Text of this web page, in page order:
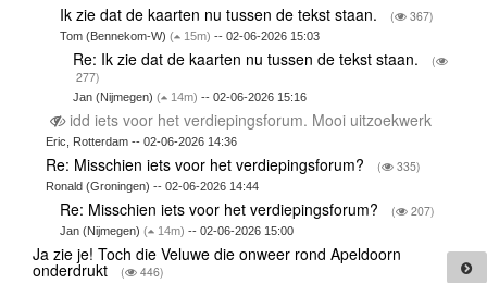
Ik zie dat de kaarten nu tussen de tekst staan. ( 367)
Tom (Bennekom-W) ( 15m) -- 02-06-2026 15:03
Re: Ik zie dat de kaarten nu tussen de tekst staan.
(
277)
Jan (Nijmegen)( 14m) -- 02-06-2026 15:16
idd iets voor het verdiepingsforum. Mooi uitzoekwerk
Eric, Rotterdam -- 02-06-2026 14:36
Re: Misschien iets voor het verdiepingsforum? ( 335)
Ronald (Groningen) -- 02-06-2026 14:44
Re: Misschien iets voor het verdiepingsforum? ( 207)
Jan (Nijmegen) ( 14m) -- 02-06-2026 15:00
Ja zie je! Toch die Veluwe die onweer rond Apeldoorn
onderdrukt ( 446)